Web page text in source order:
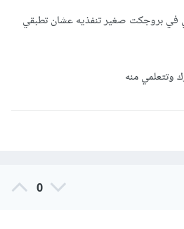
في بروجكت صغير تنفذيه عشان تطبقي
وتتعلمي منه
0